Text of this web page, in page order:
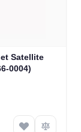
Satellite
0004)